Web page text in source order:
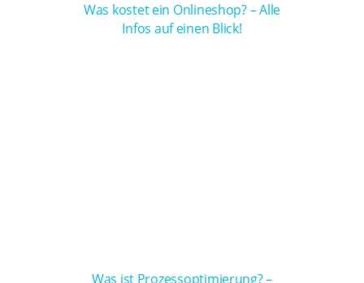
Was kostet ein Onlineshop? – Alle
Infos auf einen Blick!
Was ist Prozessoptimierung? –